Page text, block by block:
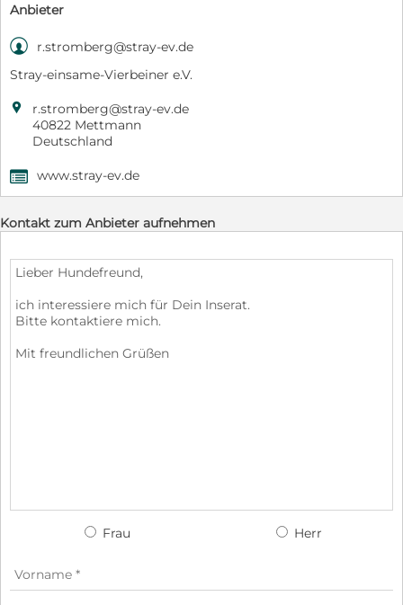
Anbieter

r.stromberg@stray-ev.de
Stray-einsame-Vierbeiner e.V.

r.stromberg@stray-ev.de
40822 Mettmann
Deutschland
, www.stray-ev.de
Kontakt zum Anbieter aufnehmen
Frau Herr